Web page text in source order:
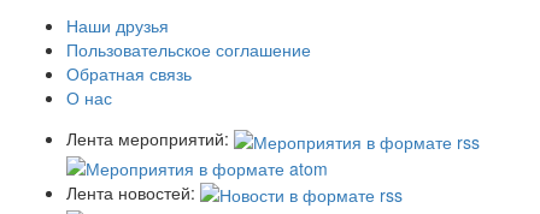
Наши друзья
Пользовательское соглашение
Обратная связь
О нас
Лента мероприятий:
Лента новостей: